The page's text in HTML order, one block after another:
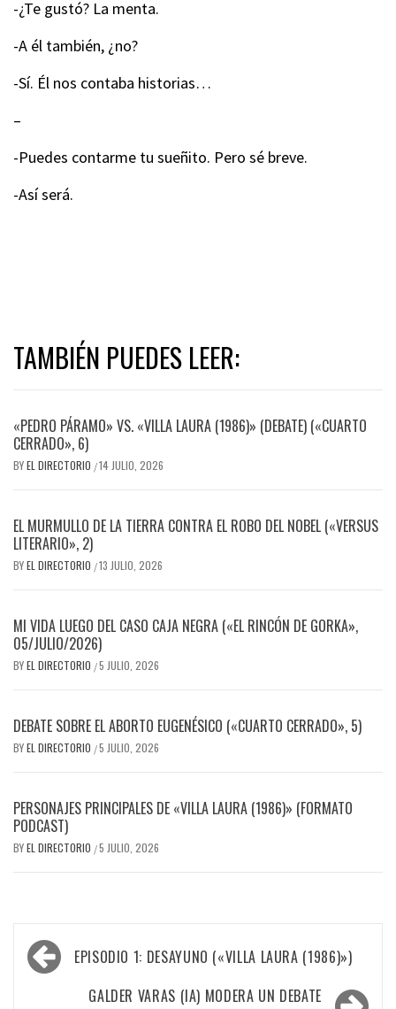
-¿Te gustó? La menta.
-A él también, ¿no?
-Sí. Él nos contaba historias…
–
-Puedes contarme tu sueñito. Pero sé breve.
-Así será.
TAMBIÉN PUEDES LEER:
«PEDRO PÁRAMO» VS. «VILLA LAURA (1986)» (DEBATE) («CUARTO
CERRADO», 6)
BYEL DIRECTORIO /14 JULIO, 2026
EL MURMULLO DE LA TIERRA CONTRA EL ROBO DEL NOBEL («VERSUS
LITERARIO», 2)
BYEL DIRECTORIO /13 JULIO, 2026
MI VIDA LUEGO DEL CASO CAJA NEGRA («EL RINCÓN DE GORKA»,
05/JULIO/2026)
BYEL DIRECTORIO /5 JULIO, 2026
DEBATE SOBRE EL ABORTO EUGENÉSICO («CUARTO CERRADO», 5)
BYEL DIRECTORIO /5 JULIO, 2026
PERSONAJES PRINCIPALES DE «VILLA LAURA (1986)» (FORMATO
PODCAST)
BYEL DIRECTORIO /5 JULIO, 2026
Navegación
de
EPISODIO 1: DESAYUNO («VILLA LAURA (1986)»)
GALDER VARAS (IA) MODERA UN DEBATE